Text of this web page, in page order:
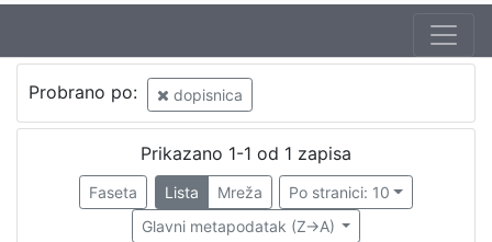
Probrano po: dopisnica
Prikazano 1-1 od 1 zapisa
Faseta Lista Mreža
Po stranici: 10
Glavni metapodatak (Z->A)